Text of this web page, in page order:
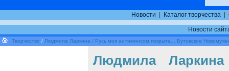
Новости Каталог творчества
Новости
Творчество / Людмила Ларкина / Русь моя антиминсом покрыта... Бутовские
Людмила